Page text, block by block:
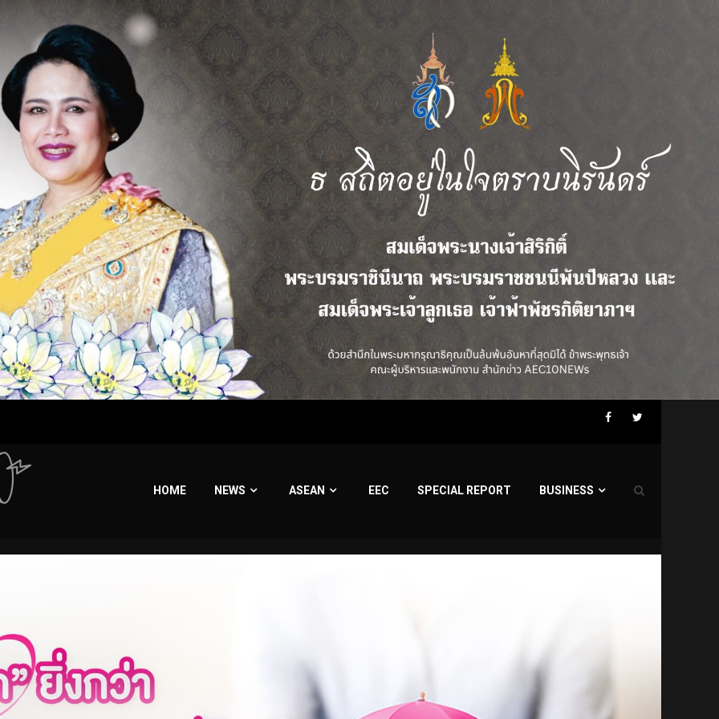
Facebook
Twitter
HOME NEWS ASEAN EEC SPECIAL REPORT BUSINESS